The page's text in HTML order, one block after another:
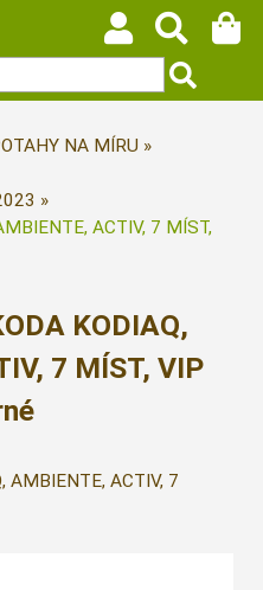
NA MÍRU
ACTIV, 7 MÍST,
KODIAQ,
7 MÍST, VIP
AMBIENTE, ACTIV, 7